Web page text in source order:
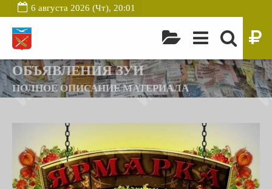
6 августа 2026 (Чт), 20:01
ОБЪЯВЛЕНИЯ ЗУИ
ПОЛНОЕ ОПИСАНИЕ МАТЕРИАЛА